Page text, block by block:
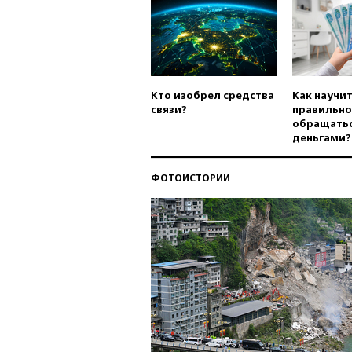
Кто изобрел средства
связи?
Как
правильно
деньгами?
ФОТОИСТОРИИ